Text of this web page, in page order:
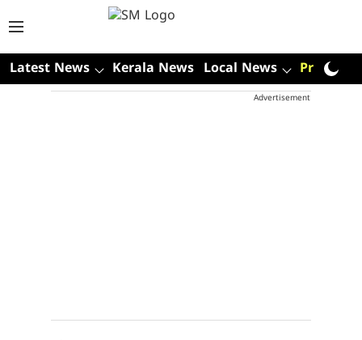
Latest News Kerala News Local News Premium
Advertisement